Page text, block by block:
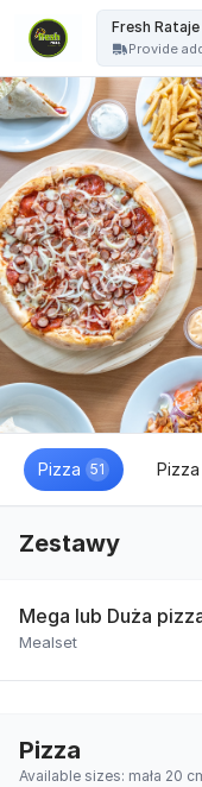
Fresh Rataje
Provide
Pizza 51
Zestawy
Mega lub Duża
Mealset
Pizza
Available sizes: mała 20